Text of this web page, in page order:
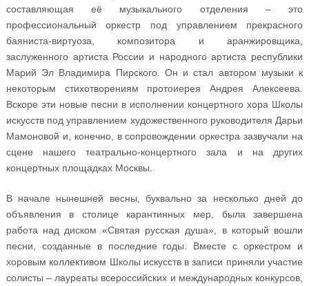
составляющая её музыкального отделения – это
профессиональный оркестр под управлением прекрасного
баяниста-виртуоза, композитора и аранжировщика,
заслуженного артиста России и народного артиста республики
Марий Эл Владимира Пирского. Он и стал автором музыки к
некоторым стихотворениям протоиерея Андрея Алексеева.
Вскоре эти новые песни в исполнении концертного хора Школы
искусств под управлением художественного руководителя Дарьи
Мамоновой и, конечно, в сопровождении оркестра зазвучали на
сцене нашего театрально-концертного зала и на других
концертных площадках Москвы.
В начале нынешней весны, буквально за несколько дней до
объявления в столице карантинных мер, была завершена
работа над диском «Святая русская душа», в который вошли
песни, созданные в последние годы. Вместе с оркестром и
хоровым коллективом Школы искусств в записи приняли участие
солисты – лауреаты всероссийских и международных конкурсов,